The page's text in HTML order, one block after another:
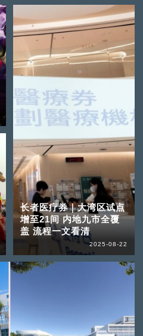
长者医疗券｜大湾区试点
增至21间 内地九市全覆
盖 流程一文看清
2025-08-22